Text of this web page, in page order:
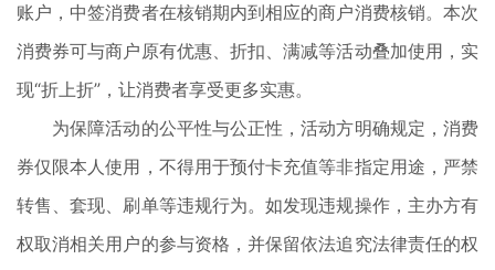
账户，中签消费者在核销期内到相应的商户消费核销。本次
消费券可与商户原有优惠、折扣、满减等活动叠加使用，实
现“折上折”，让消费者享受更多实惠。
为保障活动的公平性与公正性，活动方明确规定，消费
券仅限本人使用，不得用于预付卡充值等非指定用途，严禁
转售、套现、刷单等违规行为。如发现违规操作，主办方有
权取消相关用户的参与资格，并保留依法追究法律责任的权